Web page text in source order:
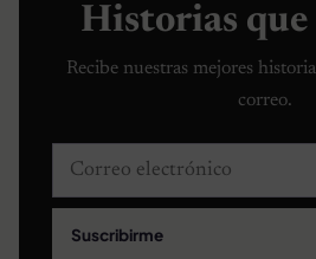
Historias que
Recibe nuestras mejores
correo.
Correo electrónico
Suscribirme